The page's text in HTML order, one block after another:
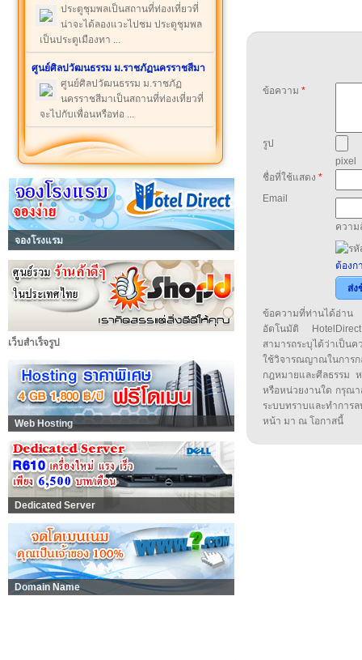
ประตูชุมพลเป็นสถานที่ท่องเที่ยวที่
น่าจะได้ลองแวะไปชม ประตูชุมพล
เป็นประตูเมืองทา ...
ศูนย์ศิลปวัฒนธรรม ม.ราชภัฏนครราชสีมา
ศูนย์ศิลปวัฒนธรรม ม.ราชภัฏ
นครราชสีมาเป็นสถานที่ท่องเที่ยวที่
จะไปกับเพื่อนหรือท่อ ...
จองโรงแรม
เว็บสำเร็จรูป
Web Hosting
Dedicated Server
Domain Name
ข้อความ *
รูป
pixel
ชื่อที่ใช้แสดง *
Email
ความ
ต้องก
ส่ง
ข้อความที่ท่านได้อ่าน
อัตโนมัติ
สามารถระบุได้ว่าเป็น
ใช้วิจารณญาณในกา
กฎหมายและศีลธรรม
หรือหน่วยงานใด กรุณา
ระบบทราบและทำกา
หน้า มา ณ โอกาสนี้